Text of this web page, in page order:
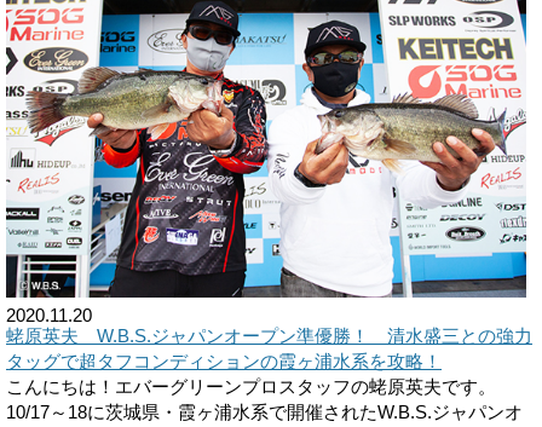
2020.11.20
蛯原英夫 W.B.S.ジャパンオープン準優勝！ 清水盛三との強力
タッグで超タフコンディションの霞ヶ浦水系を攻略！
こんにちは！エバーグリーンプロスタッフの蛯原英夫です。
10/17～18に茨城県・霞ヶ浦水系で開催されたW.B.S.ジャパンオ